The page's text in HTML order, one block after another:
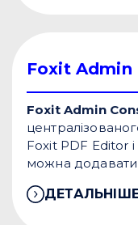
Foxit Admin
Foxit Admin
Foxit PDF Editor
можна додавати
ліцензіями й